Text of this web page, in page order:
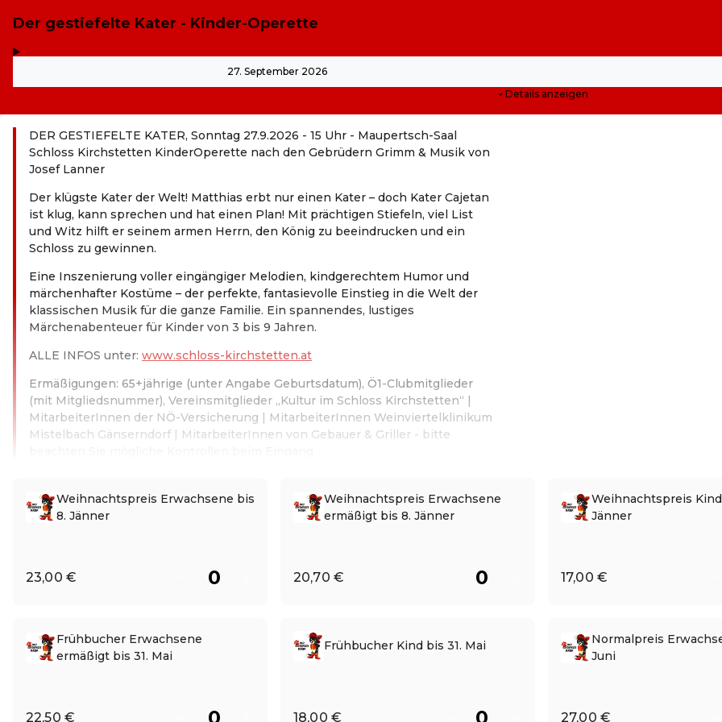
Der gestiefelte Kater - Kinder-Operette
27. September 2026
Details anzeigen
DER GESTIEFELTE KATER, Sonntag 27.9.2026 - 15 Uhr - Maupertsch-Saal
Schloss Kirchstetten KinderOperette nach den Gebrüdern Grimm & Musik von
Josef Lanner
Der klügste Kater der Welt! Matthias erbt nur einen Kater – doch Kater Cajetan
ist klug, kann sprechen und hat einen Plan! Mit prächtigen Stiefeln, viel List
und Witz hilft er seinem armen Herrn, den König zu beeindrucken und ein
Schloss zu gewinnen.
Eine Inszenierung voller eingängiger Melodien, kindgerechtem Humor und
märchenhafter Kostüme – der perfekte, fantasievolle Einstieg in die Welt der
klassischen Musik für die ganze Familie. Ein spannendes, lustiges
Märchenabenteuer für Kinder von 3 bis 9 Jahren.
ALLE INFOS unter: www.schloss-kirchstetten.at
Ermäßigungen: 65+jährige (unter Angabe Geburtsdatum), Ö1-Clubmitglieder
(mit Mitgliedsnummer), Vereinsmitglieder „Kultur im Schloss Kirchstetten“ |
MitarbeiterInnen der NÖ-Versicherung | MitarbeiterInnen Weinviertelklinikum
Mistelbach Gänserndorf | MitarbeiterInnen von Gebauer & Griller - bitte
Weihnachtspreis Erwachsene bis
8. Jänner
23,00 €
Weihnachtspreis Erwachsene
ermäßigt bis 8. Jänner
20,70 €
Weihnachtspreis
Jänner
17,00 €
Frühbucher Erwachsene
ermäßigt bis 31. Mai
22,50 €
Frühbucher Kind bis 31. Mai
18,00 €
Normalpreis
Juni
27,00 €